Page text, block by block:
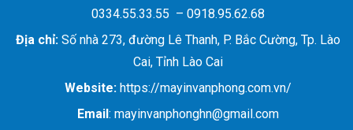
0334.55.33.55 – 0918.95.62.68
Địa chỉ: Số nhà 273, đường Lê Thanh, P. Bắc Cường, Tp. Lào
Cai, Tỉnh Lào Cai
Website: https://mayinvanphong.com.vn/
Email: mayinvanphonghn@gmail.com